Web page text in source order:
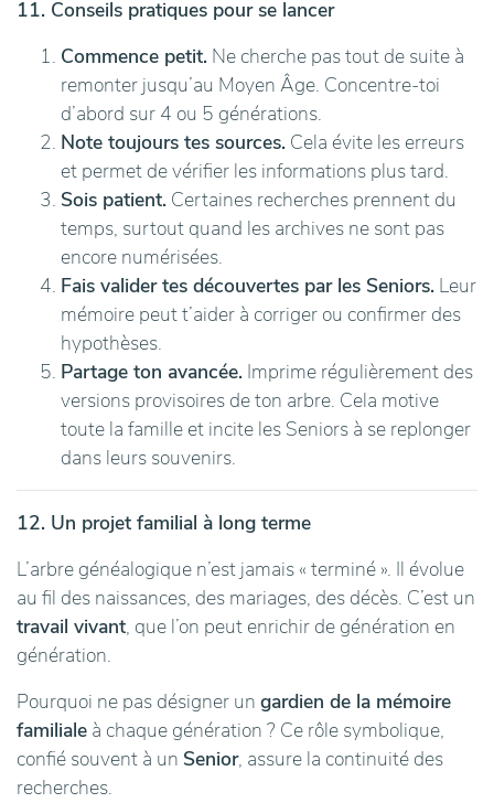
11. Conseils pratiques pour se lancer
Commence petit. Ne cherche pas tout de suite à
remonter jusqu’au Moyen Âge. Concentre-toi
d’abord sur 4 ou 5 générations.
Note toujours tes sources. Cela évite les erreurs
et permet de vérifier les informations plus tard.
Sois patient. Certaines recherches prennent du
temps, surtout quand les archives ne sont pas
encore numérisées.
Fais valider tes découvertes par les Seniors. Leur
mémoire peut t’aider à corriger ou confirmer des
hypothèses.
Partage ton avancée. Imprime régulièrement des
versions provisoires de ton arbre. Cela motive
toute la famille et incite les Seniors à se replonger
dans leurs souvenirs.
12. Un projet familial à long terme
L’arbre généalogique n’est jamais « terminé ». Il évolue
au fil des naissances, des mariages, des décès. C’est un
travail vivant, que l’on peut enrichir de génération en
génération.
Pourquoi ne pas désigner un gardien de la mémoire
familiale à chaque génération ? Ce rôle symbolique,
confié souvent à un Senior, assure la continuité des
recherches.